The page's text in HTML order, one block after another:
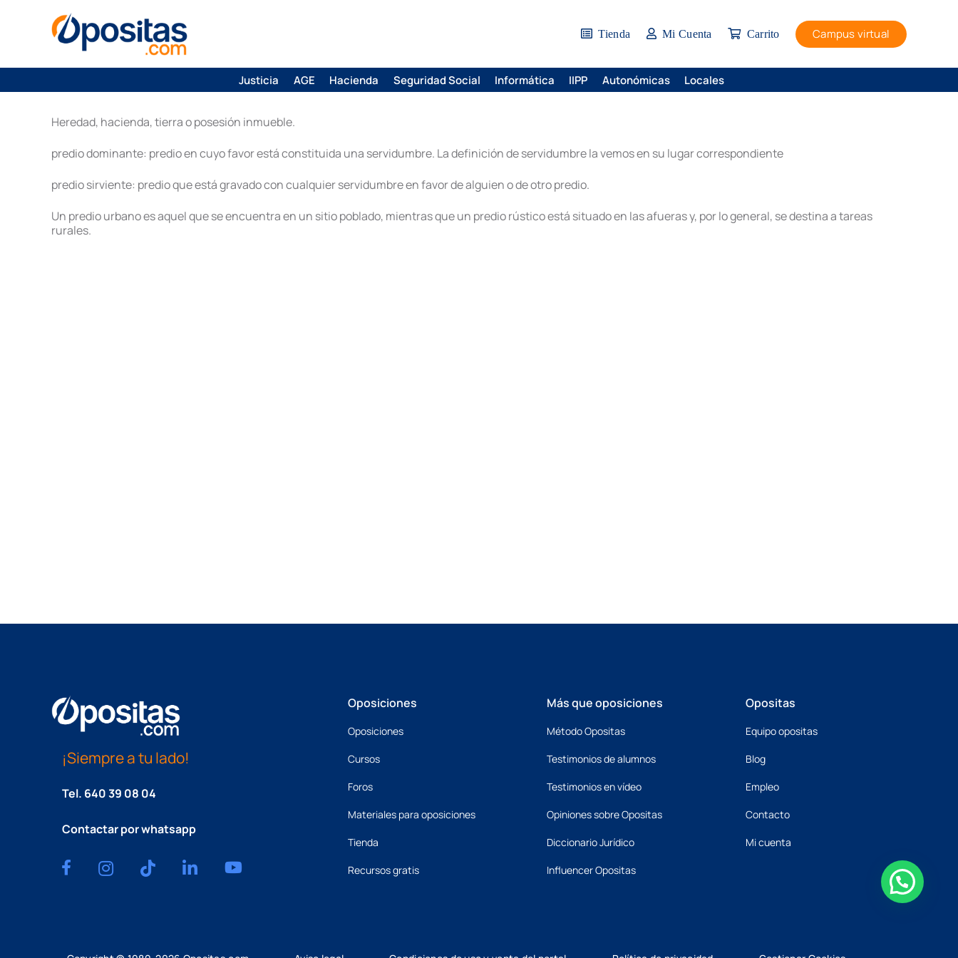
Tienda Mi Cuenta Carrito Campus virtual
Justicia AGE Hacienda Seguridad Social Informática IIPP Autonómicas Locales
Heredad, hacienda, tierra o posesión inmueble.
predio dominante: predio en cuyo favor está constituida una servidumbre. La definición de servidumbre la vemos en su lugar correspondiente
predio sirviente: predio que está gravado con cualquier servidumbre en favor de alguien o de otro predio.
Un predio urbano es aquel que se encuentra en un sitio poblado, mientras que un predio rústico está situado en las afueras y, por lo general, se destina a tareas
rurales.
¡Siempre a tu lado!
Tel. 640 39 08 04
Contactar por whatsapp
Oposiciones
Oposiciones
Cursos
Foros
Materiales para oposiciones
Tienda
Recursos gratis
Más que oposiciones
Método Opositas
Testimonios de alumnos
Testimonios en vídeo
Opiniones sobre Opositas
Diccionario Jurídico
Influencer Opositas
Opositas
Equipo opositas
Blog
Empleo
Contacto
Mi cuenta